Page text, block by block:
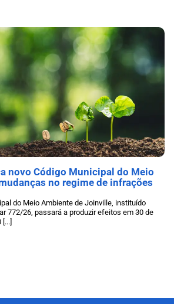
novo Código Municipal do Meio
no regime de infrações
do Meio Ambiente de Joinville, instituído
772/26, passará a produzir efeitos em 30 de